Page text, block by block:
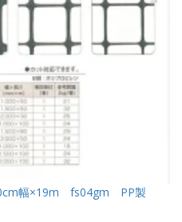
幅×19m fs04gm PP製